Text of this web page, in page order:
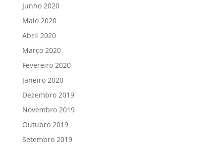
Junho 2020
Maio 2020
Abril 2020
Março 2020
Fevereiro 2020
Janeiro 2020
Dezembro 2019
Novembro 2019
Outubro 2019
Setembro 2019